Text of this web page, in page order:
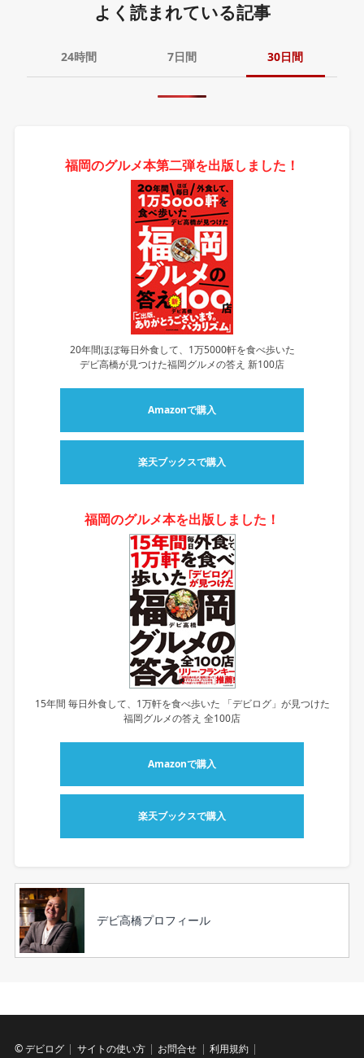
よく読まれている記事
24時間 7日間 30日間
福岡のグルメ本第二弾を出版しました！
20年間ほぼ毎日外食して、1万5000軒を食べ歩いた
デビ高橋が見つけた福岡グルメの答え 新100店
Amazonで購入
楽天ブックスで購入
福岡のグルメ本を出版しました！
15年間 毎日外食して、1万軒を食べ歩いた 「デビログ」が見つけた
福岡グルメの答え 全100店
Amazonで購入
楽天ブックスで購入
デビ高橋プロフィール
©デビログ サイトの使い方 お問合せ 利用規約